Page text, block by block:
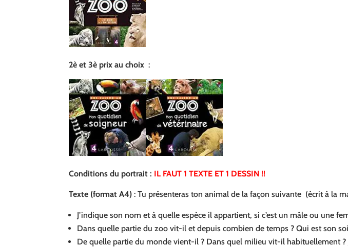
2è et 3è prix au choix :
Conditions du portrait : IL FAUT 1 TEXTE ET 1 DESSIN !!
Texte (format A4) : Tu présenteras ton animal de la façon suivante (écrit à la
J’indique son nom et à quelle espèce il appartient, si c’est un mâle ou une
Dans quelle partie du zoo vit-il et depuis combien de temps ? Qui est son
De quelle partie du monde vient-il ? Dans quel milieu vit-il habituellement ?